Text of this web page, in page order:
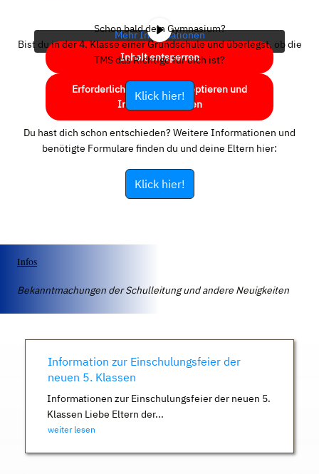
Mehr Informationen
Inhalt entsperren
Erforderlichen Service akzeptieren und
Inhalte entsperren
Schon bald dein Gymnasium?
Bist du in der 4. Klasse einer Grundschule und überlegst, ob die
TMS das Richtige für dich ist?
Klick hier!
Du hast dich schon entschieden? Weitere Informationen und
benötigte Formulare finden du und deine Eltern hier:
Klick hier!
Infos
Bekanntmachungen der Schulleitung und andere Neuigkeiten
Information zur Einschulungsfeier der
neuen 5. Klassen
Informationen zur Einschulungsfeier der neuen 5.
Klassen Liebe Eltern der...
weiter lesen